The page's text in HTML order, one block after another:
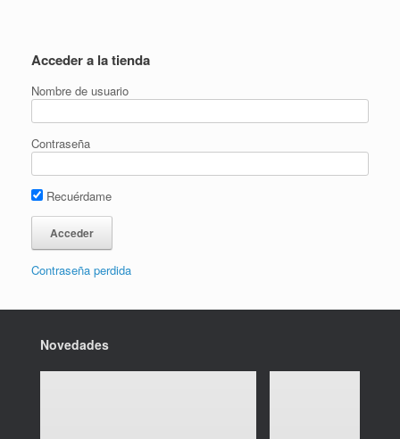
Acceder a la tienda
Nombre de usuario
Contraseña
Recuérdame
Contraseña perdida
Novedades